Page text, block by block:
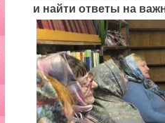
и найти ответы на